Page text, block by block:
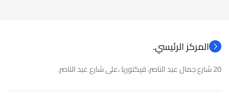
المركز الرئيسي.
20 شارع جمال عبد الناصر، فيكتوريا ،على شارع عبد الناصر.